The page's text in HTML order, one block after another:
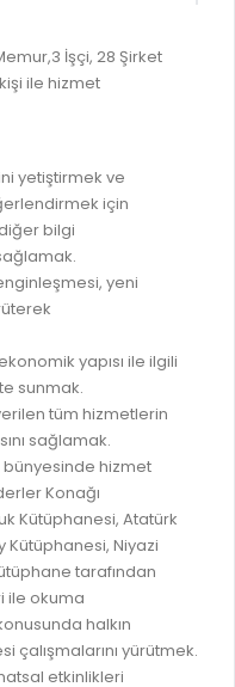
İşçi, 28 Şirket
ile hizmet
yetiştirmek ve
için
bilgi
yeni
yapısı ile ilgili
sunmak.
tüm hizmetlerin
sağlamak.
hizmet
Konağı
Kütüphanesi, Atatürk
Kütüphanesi, Niyazi
tarafından
ile okuma
halkın
yürütmek.
etkinlikleri